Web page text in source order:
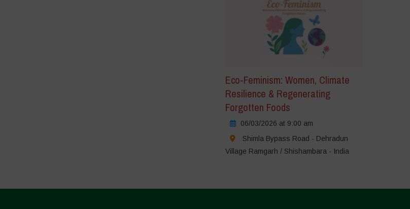
Eco-Feminism: Women, Climate
Resilience & Regenerating
Forgotten Foods
06/03/2026 at 9:00 am
Shimla Bypass Road - Dehradun
Village Ramgarh / Shishambara - India